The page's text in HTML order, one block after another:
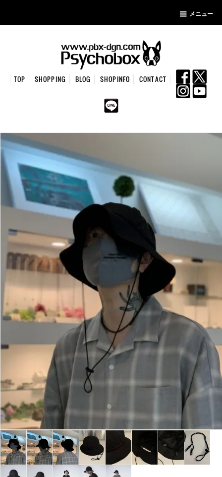
メニュー
TOP SHOPPING BLOG SHOPINFO CONTACT